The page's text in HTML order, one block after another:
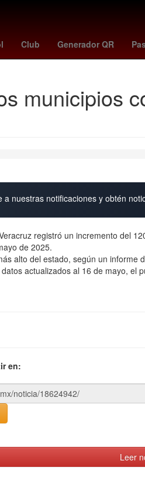
Club Generador QR
estadounidense Puebla de
municipios
a nuestras notificaciones y obtén
registró un incremento del
de 2025.
alto del estado, según un informe
actualizados al 16 de mayo, el
en:
Leer